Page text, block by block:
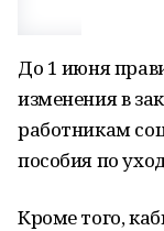
До 1 июня
изменения в
работникам
пособия по
Кроме того,